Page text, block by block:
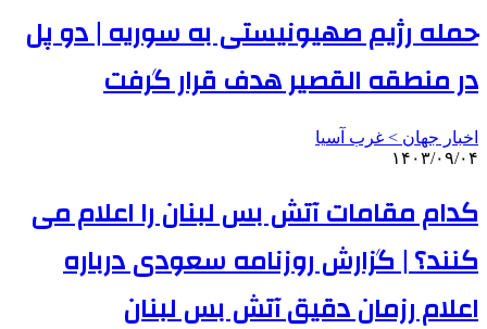
حمله رژیم صهیونیستی به سوریه | دو پل
در منطقه القصیر هدف قرار گرفت
اخبار جهان > غرب آسیا
۱۴۰۳/۰۹/۰۴
کدام مقامات آتش بس لبنان را اعلام می
کنند؟ | گزارش روزنامه سعودی درباره
اعلام رزمان دقیق آتش بس لبنان